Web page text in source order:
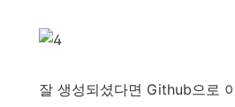
잘 생성되셨다면 Github으로